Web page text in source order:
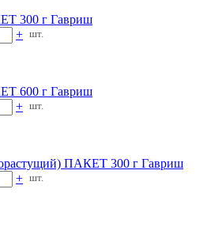
300 г Гавриш
+ шт.
600 г Гавриш
+ шт.
ПАКЕТ 300 г Гавриш
+ шт.